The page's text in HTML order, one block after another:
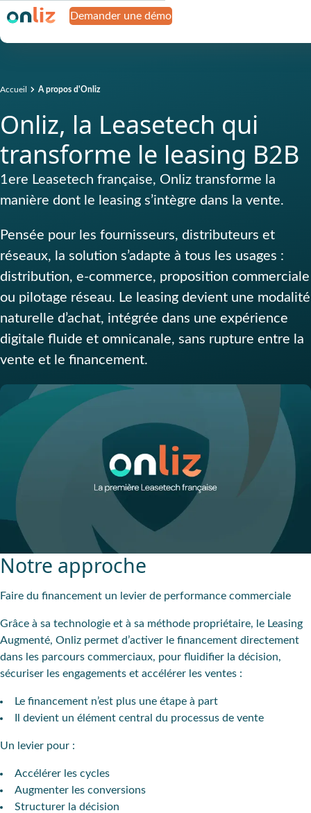
Demander une démo
Accueil A propos d'Onliz
Onliz, la Leasetech qui
transforme le leasing B2B
1ere Leasetech française, Onliz transforme la
manière dont le leasing s’intègre dans la vente.
Pensée pour les fournisseurs, distributeurs et
réseaux, la solution s’adapte à tous les usages :
distribution, e‑commerce, proposition commerciale
ou pilotage réseau. Le leasing devient une modalité
naturelle d’achat, intégrée dans une expérience
digitale fluide et omnicanale, sans rupture entre la
vente et le financement.
Notre approche
Faire du financement un levier de performance commerciale
Grâce à sa technologie et à sa méthode propriétaire, le Leasing
Augmenté, Onliz permet d’activer le financement directement
dans les parcours commerciaux, pour fluidifier la décision,
sécuriser les engagements et accélérer les ventes :
Le financement n’est plus une étape à part
Il devient un élément central du processus de vente
Un levier pour :
Accélérer les cycles
Augmenter les conversions
Structurer la décision